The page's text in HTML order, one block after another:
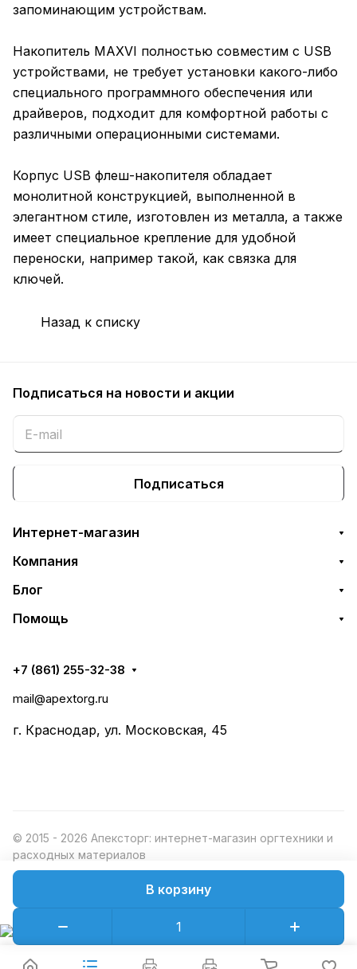
В корзину
запоминающим устройствам.
Накопитель MAXVI полностью совместим с USB
устройствами, не требует установки какого-либо
специального программного обеспечения или
драйверов, подходит для комфортной работы с
различными операционными системами.
Корпус USB флеш-накопителя обладает
монолитной конструкцией, выполненной в
элегантном стиле, изготовлен из металла, а также
имеет специальное крепление для удобной
переноски, например такой, как связка для
ключей.
Назад к списку
Подписаться на новости и акции
Подписаться
Интернет-магазин
Компания
Блог
Помощь
+7 (861) 255-32-38
mail@apextorg.ru
г. Краснодар, ул. Московская, 45
© 2015 - 2026 Апексторг: интернет-магазин оргтехники и
расходных материалов
Конфиденциальность